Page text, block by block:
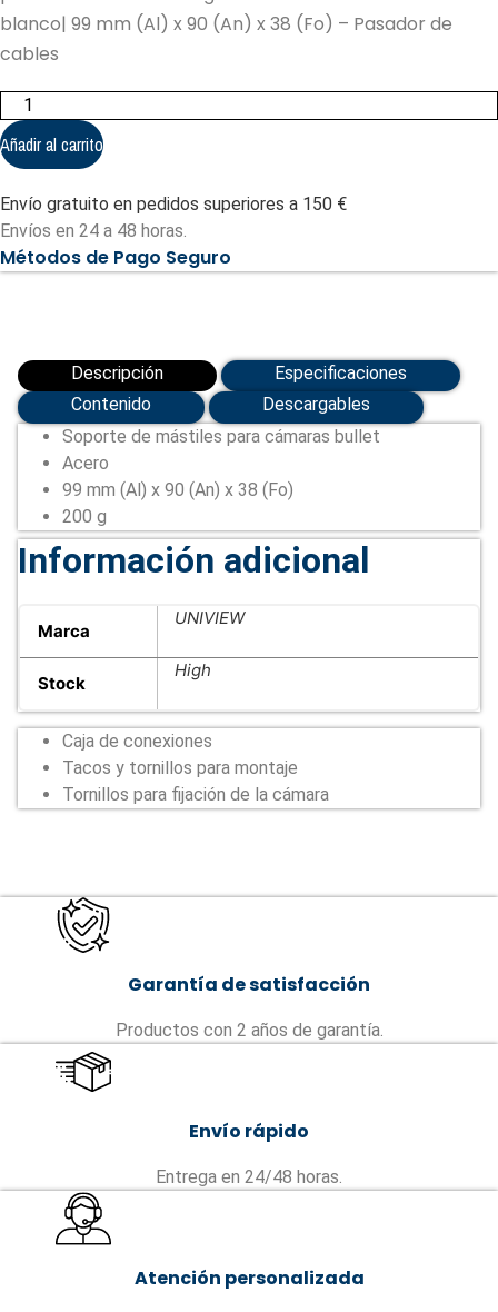
blanco| 99 mm (Al) x 90 (An) x 38 (Fo) – Pasador de
cables
Soporte
para
mástiles
-
Para
bullet
(UV-
TR-
UP06-
B-
Añadir al carrito
Envío gratuito en pedidos superiores a 150 €
Envíos en 24 a 48 horas.
Métodos de Pago Seguro
Descripción
Especificaciones
Contenido
Descargables
Soporte de mástiles para cámaras bullet
Acero
99 mm (Al) x 90 (An) x 38 (Fo)
200 g
Información adicional
Marca
UNIVIEW
Stock
High
Caja de conexiones
Tacos y tornillos para montaje
Tornillos para fijación de la cámara
Garantía de satisfacción
Productos con 2 años de garantía.
Envío rápido
Entrega en 24/48 horas.
Atención personalizada